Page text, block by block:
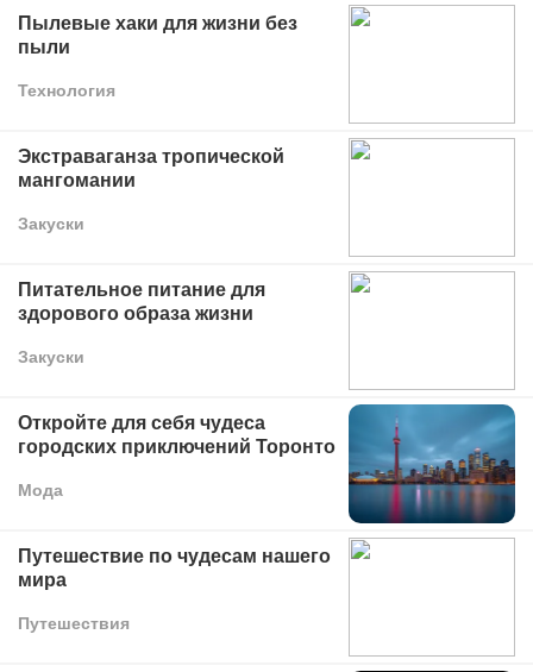
Пылевые хаки для жизни без
пыли
Технология
Экстраваганза тропической
мангомании
Закуски
Питательное питание для
здорового образа жизни
Закуски
Откройте для себя чудеса
городских приключений Торонто
Мода
Путешествие по чудесам нашего
мира
Путешествия